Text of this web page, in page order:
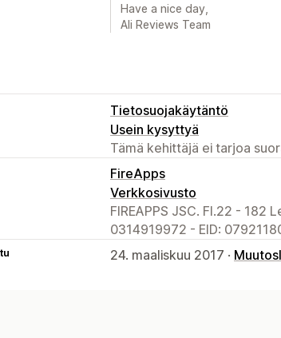
Have a nice day,
Ali Reviews Team
Tietosuojakäytäntö
Usein kysyttyä
Tämä kehittäjä ei tarjoa
FireApps
Verkkosivusto
FIREAPPS JSC. Fl.22 - 182
0314919972 - EID:
24. maaliskuu 2017 ·